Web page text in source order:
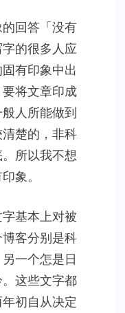
回答「没有
的很多人应
有印象中出
将文章印成
人所能做到
楚的，非科
所以我不想
象。
基本上对被
客分别是科
一个怎是日
这些文字都
初自从决定